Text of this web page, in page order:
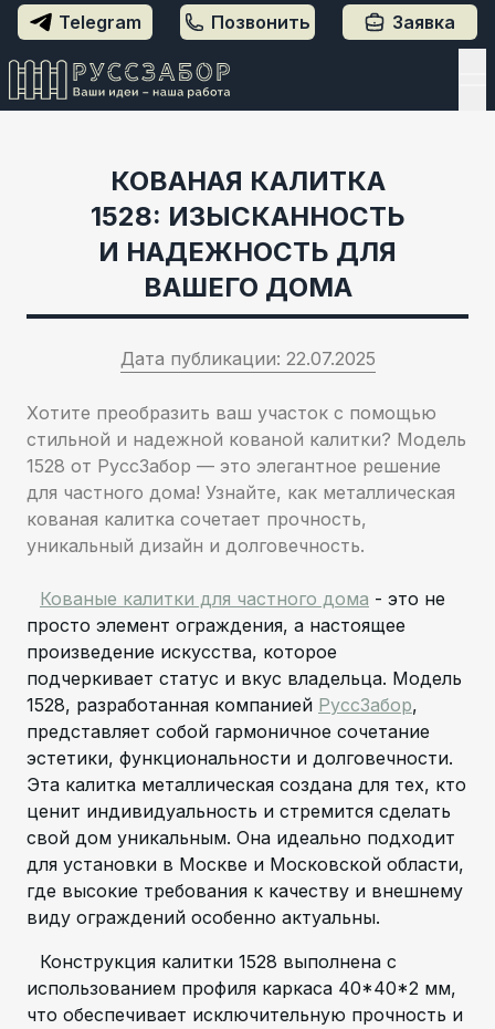
Telegram Позвонить Заявка
КОВАНАЯ КАЛИТКА
1528: ИЗЫСКАННОСТЬ
И НАДЕЖНОСТЬ ДЛЯ
ВАШЕГО ДОМА
Дата публикации: 22.07.2025
Хотите преобразить ваш участок с помощью
стильной и надежной кованой калитки? Модель
1528 от РуссЗабор — это элегантное решение
для частного дома! Узнайте, как металлическая
кованая калитка сочетает прочность,
уникальный дизайн и долговечность.
Кованые калитки для частного дома - это не
просто элемент ограждения, а настоящее
произведение искусства, которое
подчеркивает статус и вкус владельца. Модель
1528, разработанная компанией РуссЗабор,
представляет собой гармоничное сочетание
эстетики, функциональности и долговечности.
Эта калитка металлическая создана для тех, кто
ценит индивидуальность и стремится сделать
свой дом уникальным. Она идеально подходит
для установки в Москве и Московской области,
где высокие требования к качеству и внешнему
виду ограждений особенно актуальны.
Конструкция калитки 1528 выполнена с
использованием профиля каркаса 40*40*2 мм,
что обеспечивает исключительную прочность и